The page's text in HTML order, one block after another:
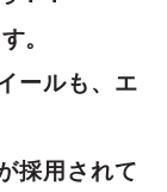
。
ールも、エ
採用されて